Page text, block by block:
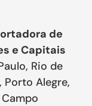
de
e Capitais
Rio de
Porto Alegre,